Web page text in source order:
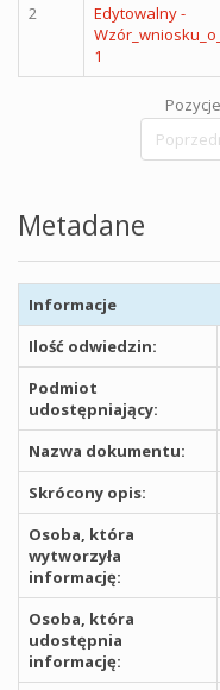
2
Edytowalny -
1
Metadane
Informacje
Ilość odwiedzin:
Podmiot
udostępniający:
Nazwa dokumentu:
Skrócony opis:
Osoba, która
wytworzyła
informację:
Osoba, która
udostępnia
informację: